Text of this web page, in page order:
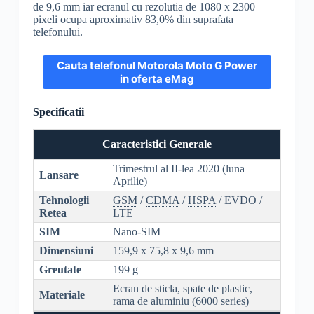
de 9,6 mm iar ecranul cu rezolutia de 1080 x 2300
pixeli ocupa aproximativ 83,0% din suprafata
telefonului.
Cauta telefonul Motorola Moto G Power
in oferta eMag
Specificatii
Caracteristici Generale
Lansare
Trimestrul al II-lea 2020 (luna
Aprilie)
Tehnologii
Retea
GSM/CDMA /HSPA / EVDO /
LTE
SIM
Nano-SIM
Dimensiuni
159,9 x 75,8 x 9,6 mm
Greutate
199 g
Materiale
Ecran de sticla, spate de plastic,
rama de aluminiu (6000 series)